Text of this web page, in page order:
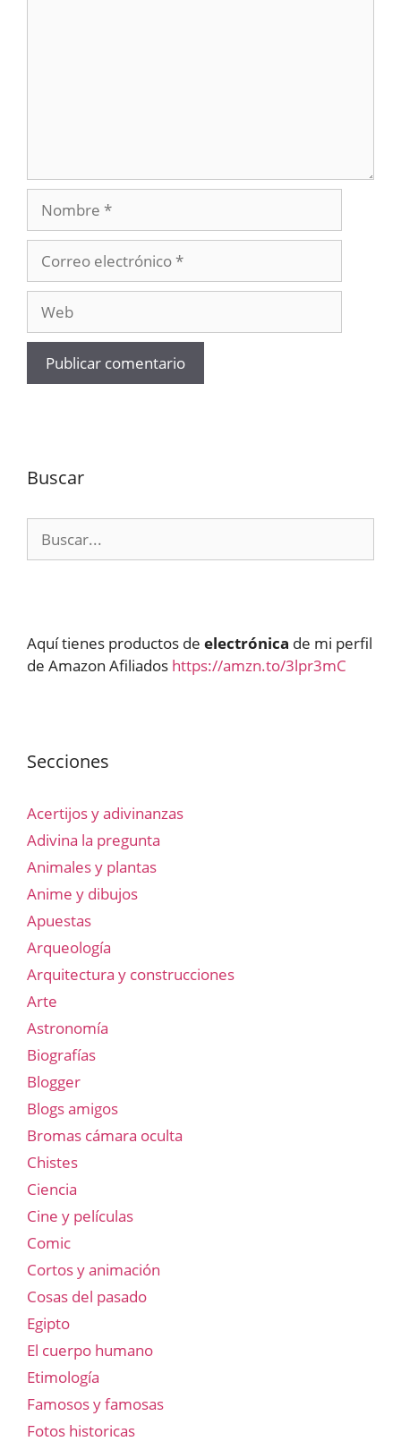
electrónico
Buscar
Aquí tienes productos de electrónica de mi perfil
de Amazon Afiliados https://amzn.to/3lpr3mC
Secciones
Acertijos y adivinanzas
Adivina la pregunta
Animales y plantas
Anime y dibujos
Apuestas
Arqueología
Arquitectura y construcciones
Arte
Astronomía
Biografías
Blogger
Blogs amigos
Bromas cámara oculta
Chistes
Ciencia
Cine y películas
Comic
Cortos y animación
Cosas del pasado
Egipto
El cuerpo humano
Etimología
Famosos y famosas
Fotos historicas